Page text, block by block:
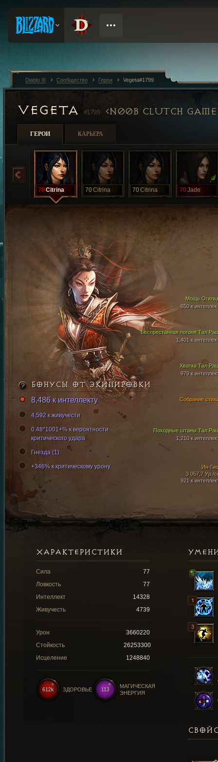
VEGETA#1799 N00B CLUTCH
ГЕРОИ КАРЬЕРА
70Citrina 70Citrina 70Citrina 70Jade
Беспрестанная погоня Тал
1,401 к
Хватка Тал
979 к
Мощь
650 к
Походные штаны Тал
1,210 к
Ин-
3 057,7 Ур./
921 к
Собрание
БОНУСЫ ОТ ЭКИПИРОВКИ
8,486 к интеллекту
4,592 к живучести
0.48*1001+% к вероятности
критического удара
Гнезда (1)
+346% к критическому урону
ХАРАКТЕРИСТИКИ
Сила
77
Ловкость
77
Интеллект
14328
Живучесть
4739
Урон
3660220
Стойкость
26253300
Исцеление
1248840
113
МАГИЧЕСКАЯ
ЭНЕРГИЯ
612k ЗДОРОВЬЕ
Diablo III Сообщество Герои Vegeta#1799